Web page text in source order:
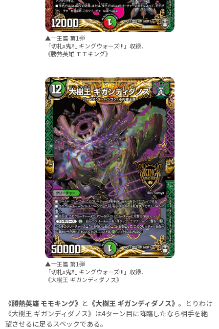
▲十王篇 第1弾
「切札x鬼札 キングウォーズ!!!」収録、
《勝熱英雄 モモキング》
▲十王篇 第1弾
「切札x鬼札 キングウォーズ!!!」収録、
《大樹王 ギガンディダノス》
《勝熱英雄 モモキング》 と 《大樹王 ギガンディダノス》 。とりわけ
《大樹王 ギガンディダノス》は4ターン目に降臨したなら相手を絶
望させるに足るスペックである。